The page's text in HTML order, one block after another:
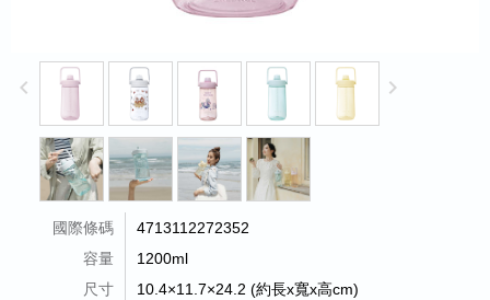
keyboard_arrow_left keyboard_arrow_right
國際條碼
4713112272352
容量
1200ml
尺寸
10.4×11.7×24.2 (約長x寬x高cm)